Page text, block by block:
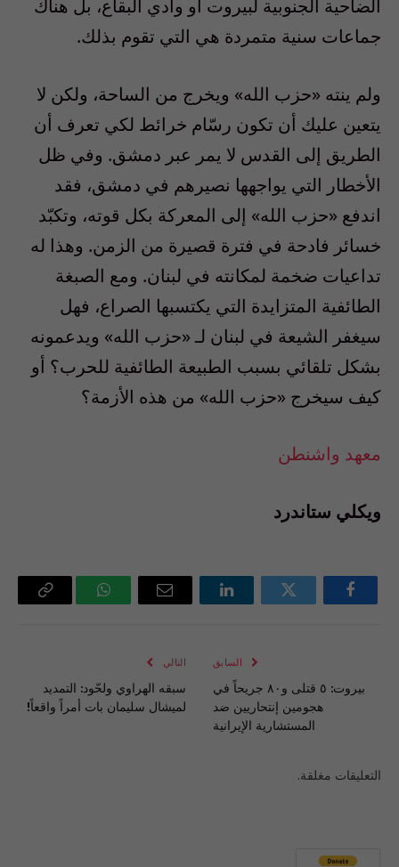
الضاحية الجنوبية لبيروت أو وادي البقاع، بل هناك
جماعات سنية متمردة هي التي تقوم بذلك.
ولم ينته «حزب الله» ويخرج من الساحة، ولكن لا
يتعين عليك أن تكون رسّام خرائط لكي تعرف أن
الطريق إلى القدس لا يمر عبر دمشق. وفي ظل
الأخطار التي يواجهها نصيرهم في دمشق، فقد
اندفع «حزب الله» إلى المعركة بكل قوته، وتكبّد
خسائر فادحة في فترة قصيرة من الزمن. وهذا له
تداعيات ضخمة لمكانته في لبنان. ومع الصبغة
الطائفية المتزايدة التي يكتسبها الصراع، فهل
سيغفر الشيعة في لبنان لـ «حزب الله» ويدعمونه
بشكل تلقائي بسبب الطبيعة الطائفية للحرب؟ أو
كيف سيخرج «حزب الله» من هذه الأزمة؟
معهد واشنطن
ويكلي ستاندرد
فيسبوك تويتر لينكدإن
البريد
واتساب Copy
السابق
بيروت: ٥ قتلى و٨٠ جريحاً في
هجومين إنتحاريين ضد
المستشارية الإيرانية
التالي
سبقه الهراوي ولحّود: التمديد
لميشال سليمان بات أمراً واقعاً!
التعليقات مغلقة.